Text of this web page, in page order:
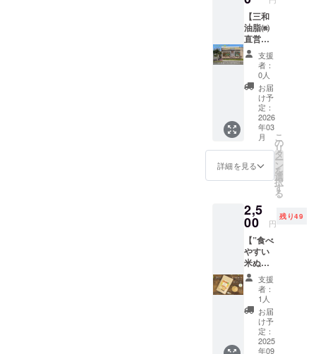
めご了
承いた
だき、
必ず備
考欄に
「同
意」と
ご記載
くださ
い。
備を用
いて製
造され
ており
ます。
そのた
めアレ
ルゲン
含有を
完全に
は防ぐ
ことが
難しく
おりま
す。 ご
際には
アレル
ゲン含
有リス
クにつ
いてあ
らかじ
めご了
承いた
だき、
必ず備
考欄に
「同
「同
意」の
お願い
＞ 本製
品は原
材料に
アレル
ゲン28
品目を
使用し
ており
ません
が、ア
ン28品
目を使
と同じ
製造設
備を用
いて製
造され
ており
ます。
そのた
めアレ
ルゲン
含有を
完全に
は防ぐ
記され
ます。
商品開
封前に
は必ず
お届け
のリ
ターン
に貼付
された
ラベル
や注意
書きを
ご確認
くださ
含有リ
スクに
関する
「同
意」の
お願い
＞ 本製
品は原
材料に
アレル
ゲン28
品目を
使用し
もも・
りん
ご・ゼ
ラチン
を含む
製品と
共通の
設備で
製造し
ていま
す。
「原材
料及び
添加物
等の食
のラベ
ルに表
記され
ます。
商品開
封前に
は必ず
お届け
のリ
ターン
に貼付
された
ラベル
ｃｍ ・
重量：
約
100g（
約90ml)
・保存
方法：
－18℃
以下・
原材
料、主
原料の
原産
地：コ
コナッ
ツミル
ク（タ
砂糖、
ブドウ
糖、こ
め油、
米粉
（米
（国
産））
、有機
ココア
※本製品
（2種）
につい
香料
「こめ
ココ
ジェ
ラート
（チョ
味）」
・サイ
ズ：約
フタ直
7.5cm
、カッ
プ高さ5
ｃｍ ・
重量：
100g（
約90ml)
・保存
方法：
－18℃
以下・
原材
料、主
原料の
原産
地：コ
コナッ
ツミル
重量：
約
100g（
約90ml)
・保存
方法：
－18℃
以下 ・
原材
料、主
原料の
原産
地：コ
コナッ
ツミル
ク（タ
砂糖、
ブドウ
糖、こ
め油、
米粉
（米
（国
産））/
香料
「こめ
ココ
ジェ
ラート
（チョ
ま・大
豆・も
も・り
んご・
ゼラチ
ンを含
む製品
と共通
の設備
で製造
してい
す。
んちゃ
んと食
るお米
のクッ
キー」
・サイ
ズ：約
17cm×
11cm
・重
量：約
40g ・
保存方
法：直
射日光
をおよ
限：製
造日か
ら約6ヶ
月 ・原
材料、
主原料
の原産
地：精
米（山
形県
産）、
馬鈴薯
デンプ
油 ・添
加物表
ギー表
示：ー
米粉麺
（玄
米） ・
重量：
約120g
・保存
方法：
高温・
直射日
光を避
け、冷
刺繍入
りト
レー
ナー】
という
別のリ
ターン
枠から
お申込
みをお
願いい
たしま
す。 ・
数量：1
点 ・サ
L、）
XL、
XXL（
男女兼
用）
詳細は
サイズ
表を参
照くだ
さい。
・色は
アッ
シュグ
のメッ
セージ
の横断
幕を作
成し、
弊社直
ショッ
プ「さ
んま
る」の
道路に
面した
ウッド
デッキ
に2週間
掲示
わせて
撮影し
た写真
を公式
インス
タグラ
ムにて
投稿し
ます。
メッ
セージ
内容は
以下の
【三和
油脂㈱
直営店
舗さん
まるの
窓2枚に
内側か
ら絵を
描ける
(1ヶ月
示)+外
から撮
影した
写真を
インス
稿】 弊
社直営
ショッ
プ「さ
んま
る」の
道路に
面した
大きな
窓に絵
を描く
ことが
できま
支援
者：
0人
お届
け予
定：
2026
年03
月
詳細を見る
こ
の
リ
タ
ー
ン
を
選
択
す
る
2,5
00 円
残り49
【”食べ
やすい
米ぬか
パウ
ダー”ハ
イブレ
フ
200g×2
袋☆ま
いこめ
支援
者：
1人
お届
け予
定：
2025
年09